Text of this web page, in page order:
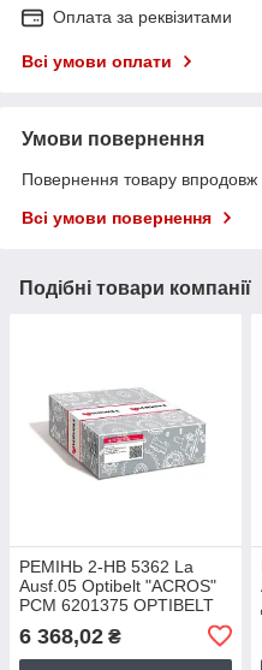
Оплата за реквізитами
Всі умови оплати
Умови повернення
Повернення товару впродовж
Всі умови повернення
Подібні товари компанії
РЕМІНЬ 2-HB 5362 La
Ausf.05 Optibelt "ACROS"
РСМ 6201375 OPTIBELT
6 368,02 ₴